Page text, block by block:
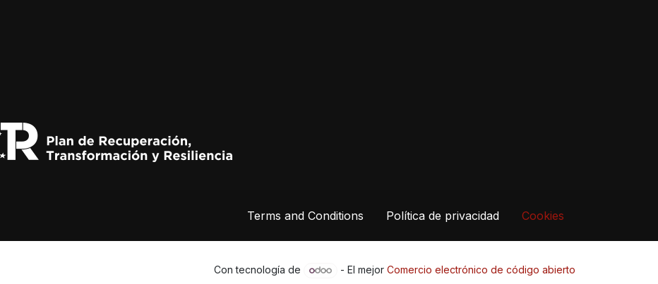
Terms and Conditions Política de privacidad Cookies
Con tecnología de
- El mejor Comercio electrónico de código abierto